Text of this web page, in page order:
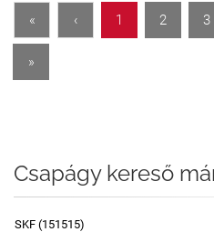
« ‹ 1 2 3
»
Csapágy kereső
SKF (151515)